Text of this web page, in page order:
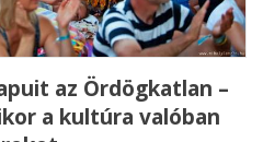
az Ördögkatlan –
a kultúra valóban